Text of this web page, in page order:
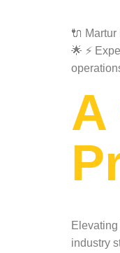
🔌
🌟 ⚡
A
industry